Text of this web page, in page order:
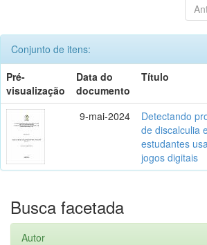
Conjunto de itens:
Pré-
visualização
Data do
documento
Título
9-mai-2024
Detectando
de discalculia
estudantes
jogos digitais
Busca facetada
Autor